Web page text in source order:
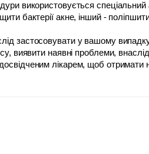
використовується спеціальний
бактерії акне, інший -
застосовувати у вашому
виявити наявні проблеми,
лікарем, щоб отримати